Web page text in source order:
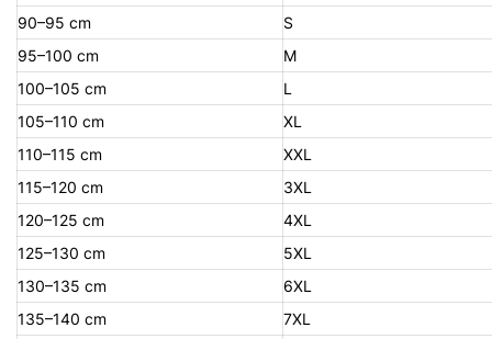
90–95 cm
S
95–100 cm
M
100–105 cm
L
105–110 cm
XL
110–115 cm
XXL
115–120 cm
3XL
120–125 cm
4XL
125–130 cm
5XL
130–135 cm
6XL
135–140 cm
7XL